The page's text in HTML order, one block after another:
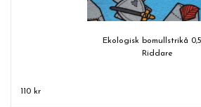
Ekologisk bomullstrikå
Riddare
110 kr